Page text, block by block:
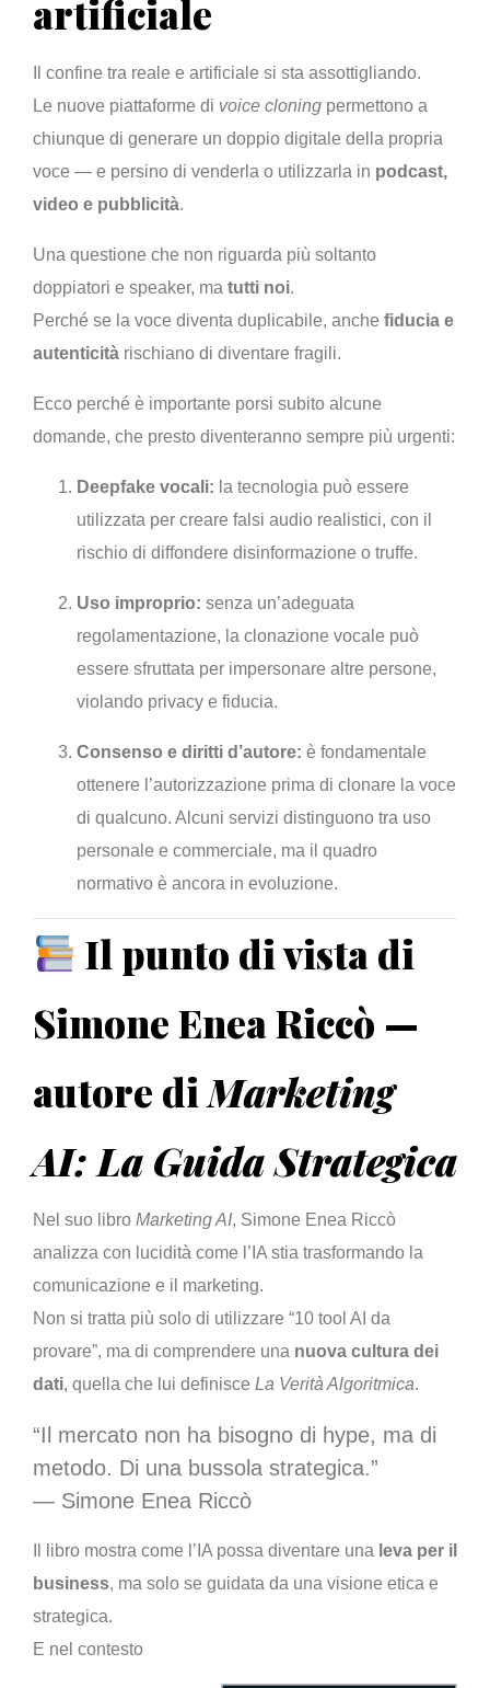
artificiale
Il confine tra reale e artificiale si sta assottigliando.
Le nuove piattaforme di voice cloning permettono a
chiunque di generare un doppio digitale della propria
voce — e persino di venderla o utilizzarla in podcast,
video e pubblicità.
Una questione che non riguarda più soltanto
doppiatori e speaker, ma tutti noi.
Perché se la voce diventa duplicabile, anche fiducia e
autenticità rischiano di diventare fragili.
Ecco perché è importante porsi subito alcune
domande, che presto diventeranno sempre più urgenti:
Deepfake vocali: la tecnologia può essere
utilizzata per creare falsi audio realistici, con il
rischio di diffondere disinformazione o truffe.
Uso improprio: senza un’adeguata
regolamentazione, la clonazione vocale può
essere sfruttata per impersonare altre persone,
violando privacy e fiducia.
Consenso e diritti d’autore: è fondamentale
ottenere l’autorizzazione prima di clonare la voce
di qualcuno. Alcuni servizi distinguono tra uso
personale e commerciale, ma il quadro
normativo è ancora in evoluzione.
Il punto di vista di
Simone Enea Riccò —
autore di Marketing
AI: La Guida Strategica
Nel suo libro Marketing AI, Simone Enea Riccò
analizza con lucidità come l’IA stia trasformando la
comunicazione e il marketing.
Non si tratta più solo di utilizzare “10 tool AI da
provare”, ma di comprendere una nuova cultura dei
dati, quella che lui definisce La Verità Algoritmica.
“Il mercato non ha bisogno di hype, ma di
metodo. Di una bussola strategica.”
— Simone Enea Riccò
Il libro mostra come l’IA possa diventare una leva per il
business, ma solo se guidata da una visione etica e
strategica.
E nel contesto